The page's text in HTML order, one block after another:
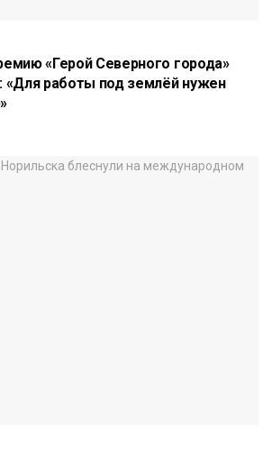
«Герой Северного города»
«Для работы под землёй нужен